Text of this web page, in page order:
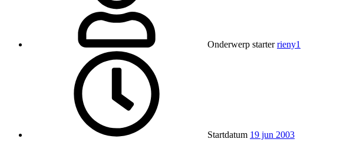
Onderwerp starter rieny1
Startdatum 19 jun 2003